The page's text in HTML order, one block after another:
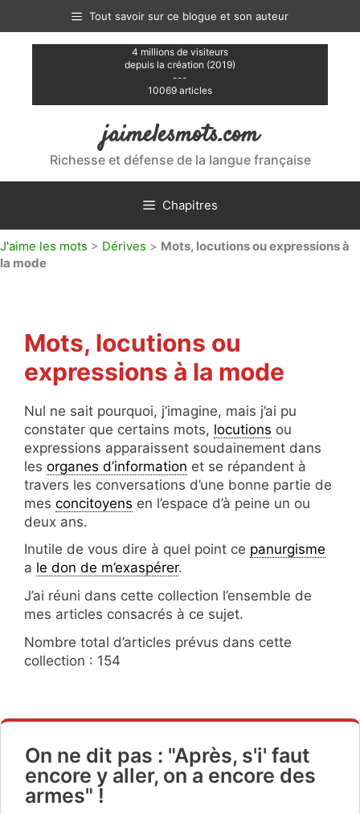
contenu
Tout savoir sur ce blogue et son auteur
4 millions de visiteurs
depuis la création (2019)
---
10069 articles
jaimelesmots.com
Richesse et défense de la langue française
Chapitres
J'aime les mots > Dérives > Mots, locutions ou expressions à
la mode
Mots, locutions ou
expressions à la mode
Nul ne sait pourquoi, j’imagine, mais j’ai pu
constater que certains mots, locutions ou
expressions apparaissent soudainement dans
les organes d’information et se répandent à
travers les conversations d’une bonne partie de
mes concitoyens en l’espace d’à peine un ou
deux ans.
Inutile de vous dire à quel point ce panurgisme
a le don de m’exaspérer.
J’ai réuni dans cette collection l’ensemble de
mes articles consacrés à ce sujet.
Nombre total d’articles prévus dans cette
collection : 154
On ne dit pas : "Après, s'i' faut
encore y aller, on a encore des
armes" !